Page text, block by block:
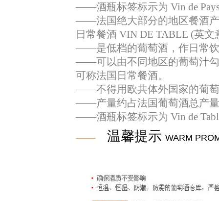
——酒瓶标签标示为 Vin de
——法国绝大部分的地区餐酒
日常餐酒 VIN DE TABLE (英文
——是低档的葡萄酒，作日常
——可以由不同地区的葡萄汁
可称法国日常餐酒。
——不得用欧共体外国家的葡
——产量约占法国葡萄酒总产
——酒瓶标签标示为 Vin de
温馨提示 WARM